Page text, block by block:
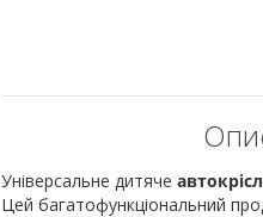
Універсальне дитяче
Цей багатофункціональний